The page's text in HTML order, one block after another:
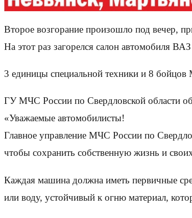
Второе возгорание произошло под вечер,
На этот раз загорелся салон автомобиля
3 единицы специальной техники и 8
ГУ МЧС России по Свердловской области
«Уважаемые автомобилисты!
Главное управление МЧС России по
чтобы сохранить собственную жизнь и
Каждая машина должна иметь первичные
или воду, устойчивый к огню материал,